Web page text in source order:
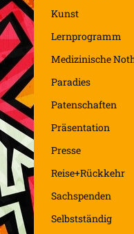
Kunst
Lernprogramm
Medizinische
Paradies
Patenschaften
Präsentation
Presse
Reise+Rückkehr
Sachspenden
Selbstständig